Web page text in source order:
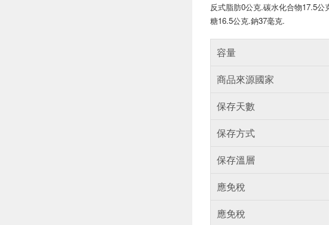
反式脂肪0公克.碳水化合物17.5公
糖16.5公克.鈉37毫克.
容量
商品來源國家
保存天數
保存方式
保存溫層
應免稅
應免稅